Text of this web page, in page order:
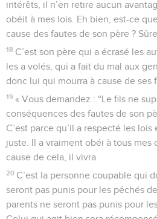
intérêts, il n’en retire aucun
obéit à mes lois. Eh bien, est-ce
cause des fautes de son père ?
18 C’est son père qui a écrasé les
les a volés, qui a fait du mal aux
donc lui qui mourra à cause de ses
19 « Vous demandez : “Le fils ne
conséquences des fautes de son
C’est parce qu’il a respecté les
juste. Il a vraiment obéi à tous mes
cause de cela, il vivra.
20 C’est la personne coupable qui
seront pas punis pour les péchés
parents ne seront pas punis pour